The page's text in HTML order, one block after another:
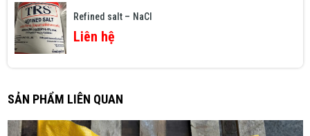
TA
Tuấn Anh
(Đánh giá 2 tháng trước)
Dịch vụ vận chuyển chuyên nghiệp, shipper lịch sự.
Thành Công
Refined salt – NaCl
Liên hệ
SẢN PHẨM LIÊN QUAN